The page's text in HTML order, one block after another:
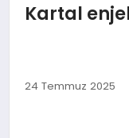
GÜNDEM
Kartal
24 Temmuz 2025